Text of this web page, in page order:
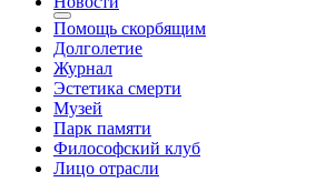
Помощь скорбящим
Долголетие
Журнал
Эстетика смерти
Музей
Парк памяти
Философский клуб
Лицо отрасли